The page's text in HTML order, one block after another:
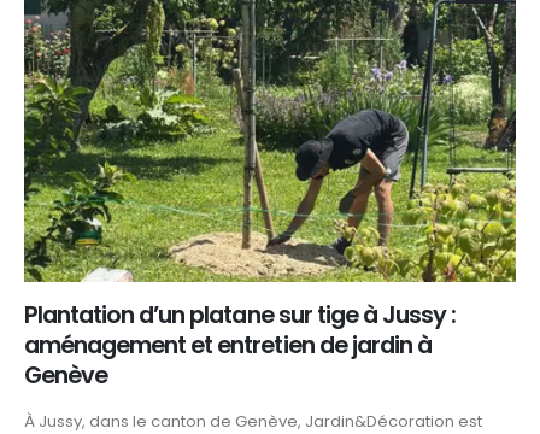
Plantation d’un platane sur tige à Jussy :
aménagement et entretien de jardin à
Genève
À Jussy, dans le canton de Genève, Jardin&Décoration est